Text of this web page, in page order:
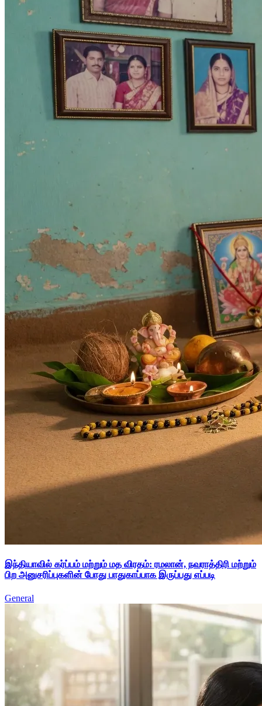
இந்தியாவில் கர்ப்பம் மற்றும் மத விரதம்: ரமலான், நவராத்திரி மற்றும்
பிற அனுசரிப்புகளின் போது பாதுகாப்பாக இருப்பது எப்படி
General